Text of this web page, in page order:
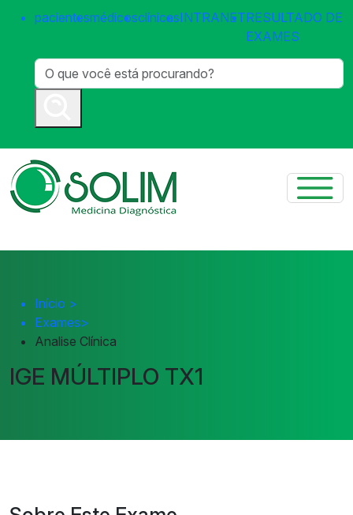
pacientesmédicosclínicasINTRANETRESULTADO DE
EXAMES
Início >
Exames>
Analise Clínica
IGE MÚLTIPLO TX1